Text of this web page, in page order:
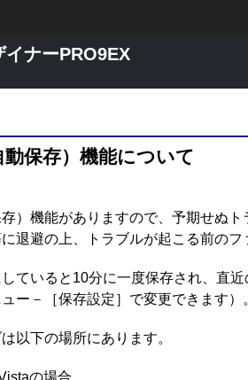
ナーPRO9EX
保存）機能について
）機能がありますので、予期せぬ
退避の上、トラブルが起こる前の
ていると10分に一度保存され、直
ー－［保存設定］で変更できます）
以下の場所にあります。
の場合